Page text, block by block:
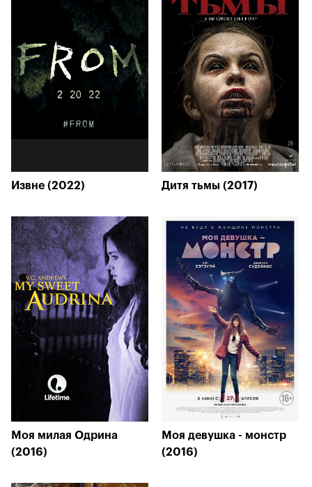
Извне (2022) Дитя тьмы (2017)
Моя милая Одрина
(2016)
Моя девушка - монстр
(2016)